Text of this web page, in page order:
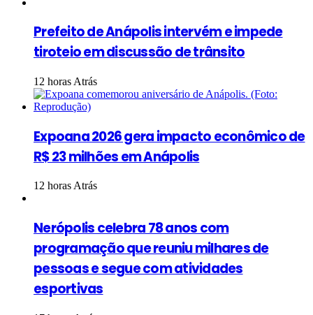
Prefeito de Anápolis intervém e impede
tiroteio em discussão de trânsito
12 horas Atrás
Expoana 2026 gera impacto econômico de
R$ 23 milhões em Anápolis
12 horas Atrás
Nerópolis celebra 78 anos com
programação que reuniu milhares de
pessoas e segue com atividades
esportivas